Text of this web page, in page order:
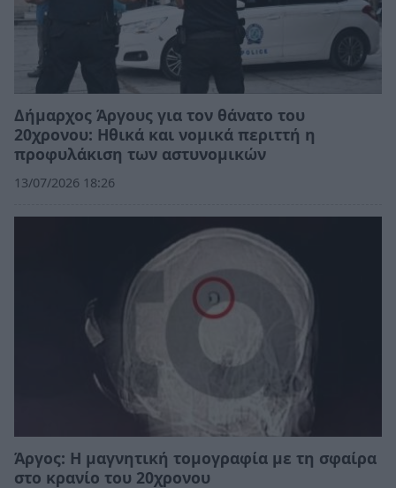
Δήμαρχος Άργους για τον θάνατο του
20χρονου: Ηθικά και νομικά περιττή η
προφυλάκιση των αστυνομικών
13/07/2026 18:26
Άργος: Η μαγνητική τομογραφία με τη σφαίρα
στο κρανίο του 20χρονου